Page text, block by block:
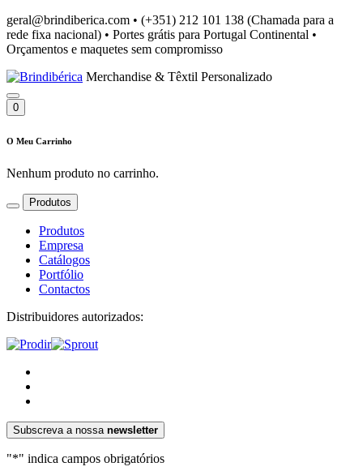
geral@brindiberica.com • (+351) 212 101 138 (Chamada para a
rede fixa nacional) • Portes grátis para Portugal Continental •
Orçamentos e maquetes sem compromisso
Merchandise & Têxtil Personalizado
0
O Meu Carrinho
Nenhum produto no carrinho.
Produtos
Produtos
Empresa
Catálogos
Portfólio
Contactos
Distribuidores autorizados:
Subscreva a nossa newsletter
"*" indica campos obrigatórios